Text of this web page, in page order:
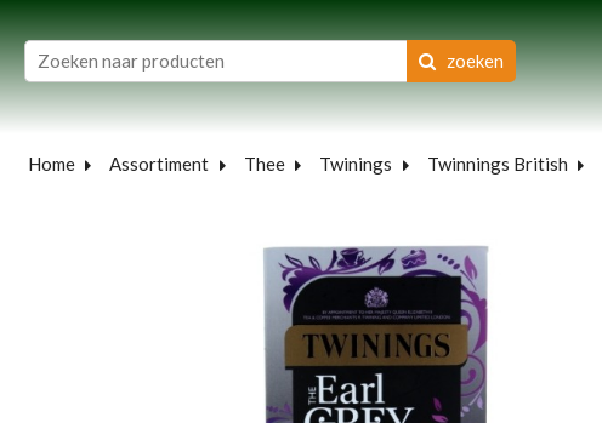
zoeken
Home Assortiment Thee Twinings Twinnings British